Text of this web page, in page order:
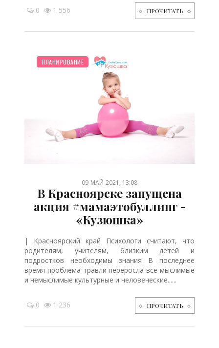
0 1 556 ПРОЧИТАТЬ
НОВОСТИ МИРА
ДЕТЯМ
РЕБЕНОК
ПРАЗДНИКИ
ПСИХОЛОГИЯ
ПЛАНИРОВАНИЕ
09-МАЙ-2021, 13:08
В Красноярске запущена
акция #мамаэтобуллинг -
«Кузюшка»
| Красноярский край Психологи считают, что
родителям, учителям, близким детей и
подростков необходимы знания В последнее
время проблема травли переросла все мыслимые
и немыслимые культурные и человеческие......
0 1 236 ПРОЧИТАТЬ